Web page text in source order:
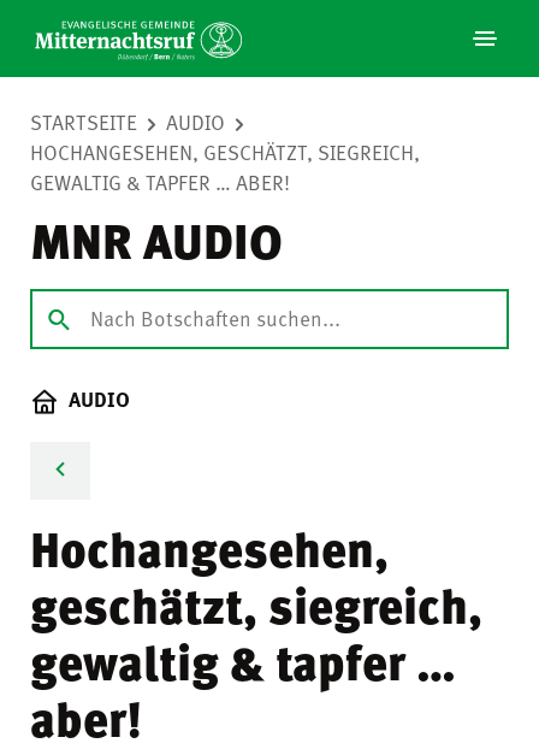
STARTSEITE
AUDIO
HOCHANGESEHEN, GESCHÄTZT, SIEGREICH,
GEWALTIG & TAPFER … ABER!
MNR AUDIO
AUDIO
Hochangesehen,
geschätzt, siegreich,
gewaltig & tapfer …
aber!